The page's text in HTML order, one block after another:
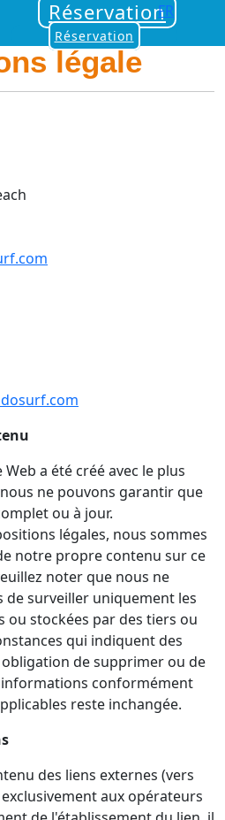
Réservation
Réservation
FR
légale
a été créé avec le plus
ne pouvons garantir que
ou à jour.
légales, nous sommes
notre propre contenu sur ce
noter que nous ne
de surveiller uniquement les
stockées par des tiers ou
qui indiquent des
de supprimer ou de
conformément
reste inchangée.
des liens externes (vers
aux opérateurs